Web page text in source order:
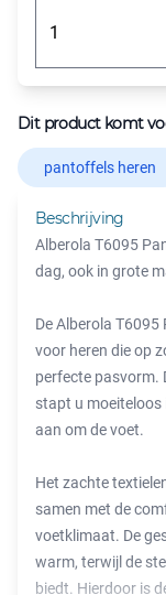
Dit product komt
pantoffels heren
Beschrijving
Alberola T6095
dag, ook in grote
De Alberola T6095
voor heren die op
perfecte pasvorm.
stapt u moeiteloos
aan om de voet.
Het zachte
samen met de
voetklimaat. De
warm, terwijl de
biedt. Hierdoor is